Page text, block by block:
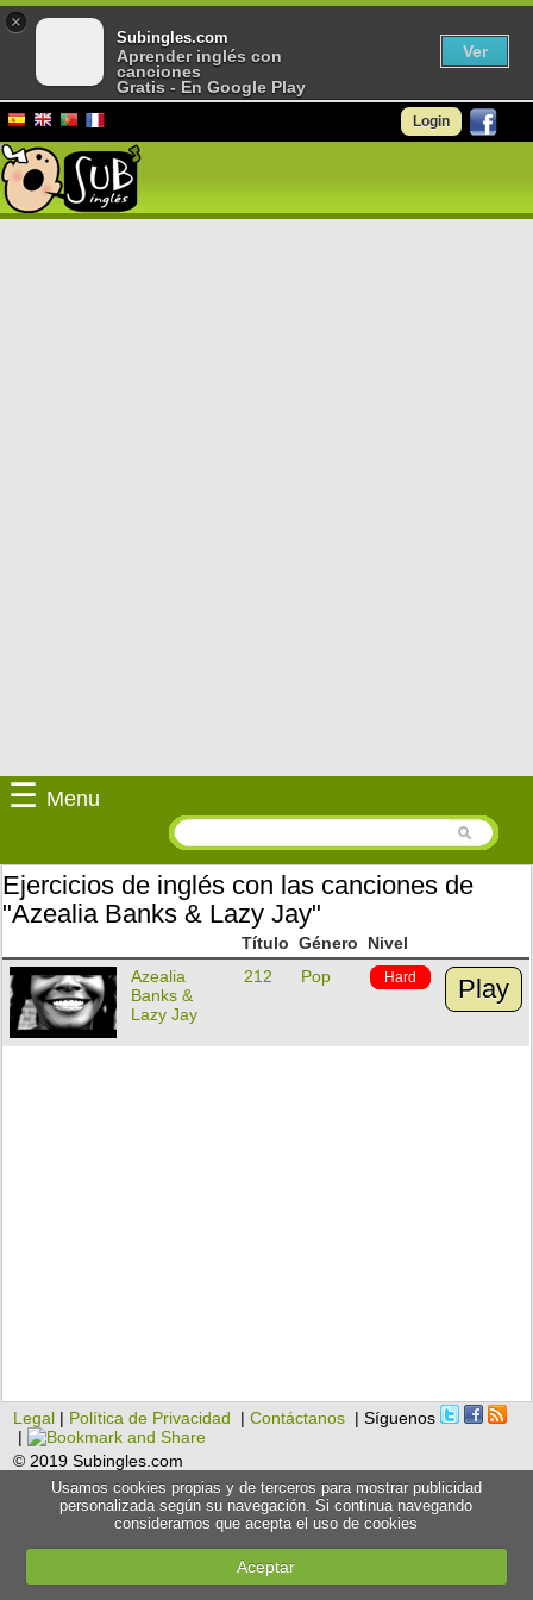
Login
☰ Menu
Ejercicios de inglés con las canciones de
"Azealia Banks & Lazy Jay"
Título Género
Nivel
Azealia
Banks &
Lazy Jay
212 Pop Hard Play
Legal | Política de Privacidad |Contáctanos | Síguenos
|
© 2019 Subingles.com
Usamos cookies propias y de terceros para mostrar publicidad
personalizada según su navegación. Si continua navegando
consideramos que acepta el uso de cookies
Aceptar
×
Subingles.com
Aprender inglés con
canciones
Gratis - En Google Play
Ver